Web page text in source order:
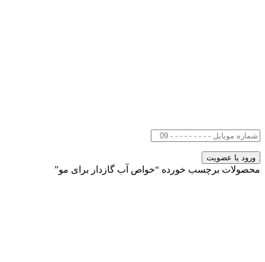
محصولات برچسب خورده “خواص آب گازدار برای مو”